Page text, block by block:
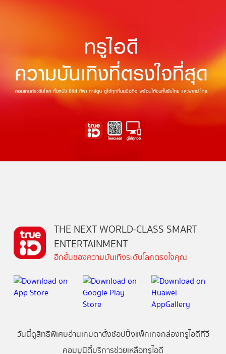
THE NEXT WORLD-CLASS SMART
ENTERTAINMENT
อีกขั้นของความบันเทิงระดับโลกตรงใจคุณ
วันนี้ดูสิทธิพิเศษอ่านเกมตาตั้งช้อปปิ้งแพ็กเกจกล่องทรูไอดีทีวี
คอมมูนิตี้บริการช่วยเหลือทรูไอดี